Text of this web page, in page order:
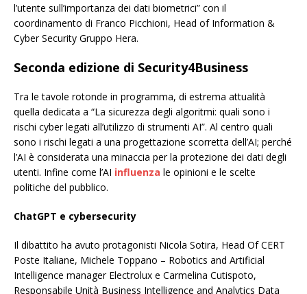
l’utente sull’importanza dei dati biometrici” con il
coordinamento di Franco Picchioni, Head of Information &
Cyber Security Gruppo Hera.
Seconda edizione di Security4Business
Tra le tavole rotonde in programma, di estrema attualità
quella dedicata a “La sicurezza degli algoritmi: quali sono i
rischi cyber legati all’utilizzo di strumenti AI”. Al centro quali
sono i rischi legati a una progettazione scorretta dell’AI; perché
l’AI è considerata una minaccia per la protezione dei dati degli
utenti. Infine come l’AI influenza le opinioni e le scelte
politiche del pubblico.
ChatGPT e cybersecurity
Il dibattito ha avuto protagonisti Nicola Sotira, Head Of CERT
Poste Italiane, Michele Toppano – Robotics and Artificial
Intelligence manager Electrolux e Carmelina Cutispoto,
Responsabile Unità Business Intelligence and Analytics Data